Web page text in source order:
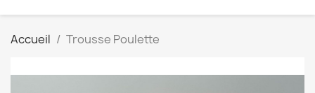
Accueil Trousse Poulette